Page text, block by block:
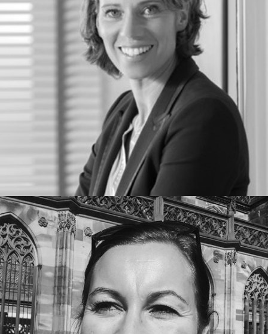
Mirjam Wagner, 1. Vorsitzende
Mirjam ist der Kopf und die Bastion des Vereins.Mit Herzblut und
einem klaren Blick auf das Wesentliche führt sie den Verein
rechtlich sicher durch jedes Vorhaben.